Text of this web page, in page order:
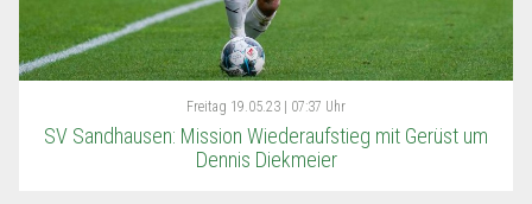
Freitag 19.05.23 | 07:37 Uhr
SV Sandhausen: Mission Wiederaufstieg mit Gerüst um
Dennis Diekmeier